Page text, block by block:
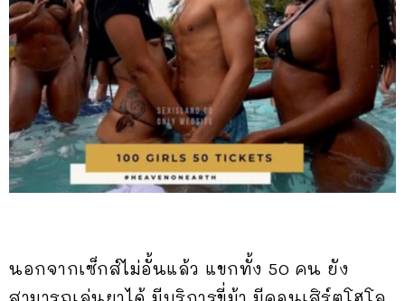
นอกจากเซ็กส์ไม่อั้นแล้ว แขกทั้ง 50 คน ยัง